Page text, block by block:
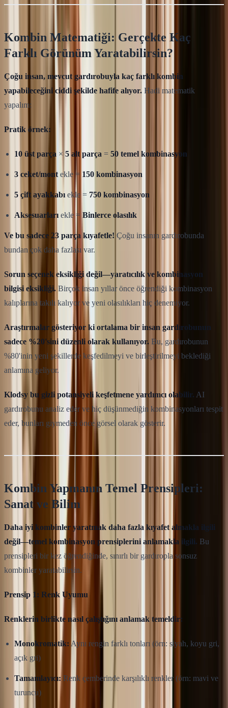
Kombin Matematiği: Gerçekte Kaç
Farklı Görünüm Yaratabilirsin?
Çoğu insan, mevcut gardırobuyla kaç farklı kombin
yapabileceğini ciddi şekilde hafife alıyor. Hadi matematik
yapalım:
Pratik örnek:
10 üst parça × 5 alt parça = 50 temel kombinasyon
3 ceket/mont ekle = 150 kombinasyon
5 çift ayakkabı ekle = 750 kombinasyon
Aksesuarları ekle = Binlerce olasılık
Ve bu sadece 23 parça kıyafetle! Çoğu insanın gardırobunda
bundan çok daha fazlası var.
Sorun seçenek eksikliği değil—yaratıcılık ve kombinasyon
bilgisi eksikliği. Birçok insan yıllar önce öğrendiği kombinasyon
kalıplarına takılı kalıyor ve yeni olasılıkları hiç denemiyor.
Araştırmalar gösteriyor ki ortalama bir insan gardırobunun
sadece %20'sini düzenli olarak kullanıyor. Bu, gardırobunun
%80'inin yeni şekillerde keşfedilmeyi ve birleştirilmeyi beklediği
anlamına geliyor.
Klodsy bu gizli potansiyeli keşfetmene yardımcı olabilir. AI
gardırobunu analiz eder ve hiç düşünmediğin kombinasyonları tespit
eder, bunları giymeden önce görsel olarak gösterir.
Kombin Yapmanın Temel Prensipleri:
Sanat ve Bilim
Daha iyi kombinler yaratmak daha fazla kıyafet almakla ilgili
değil—temel kombinasyon prensiplerini anlamakla ilgili. Bu
prensipleri bir kez öğrendiğinde, sınırlı bir gardıropla sonsuz
kombinler yaratabilirsin.
Prensip 1: Renk Uyumu
Renklerin birlikte nasıl çalıştığını anlamak temeldir:
Monokromatik: Aynı rengin farklı tonları (örn: siyah, koyu gri,
açık gri)
Tamamlayıcı: Renk çemberinde karşılıklı renkler (örn: mavi ve
turuncu)